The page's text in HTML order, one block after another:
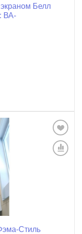
Белл
ВА-
Стиль